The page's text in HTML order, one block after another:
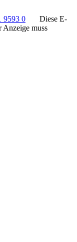
9593 0
Diese E-
Anzeige muss